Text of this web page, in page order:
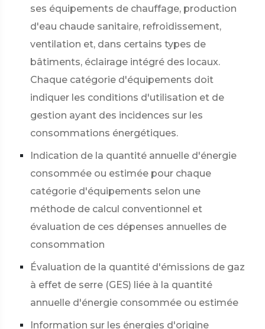
ses équipements de chauffage, production
d'eau chaude sanitaire, refroidissement,
ventilation et, dans certains types de
bâtiments, éclairage intégré des locaux.
Chaque catégorie d'équipements doit
indiquer les conditions d'utilisation et de
gestion ayant des incidences sur les
consommations énergétiques.
Indication de la quantité annuelle d'énergie
consommée ou estimée pour chaque
catégorie d'équipements selon une
méthode de calcul conventionnel et
évaluation de ces dépenses annuelles de
consommation
Évaluation de la quantité d'émissions de gaz
à effet de serre (GES) liée à la quantité
annuelle d'énergie consommée ou estimée
Information sur les énergies d'origine